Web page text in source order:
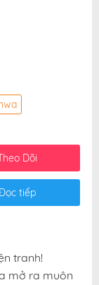
Dõi
tiếp
tranh!
mở ra muôn